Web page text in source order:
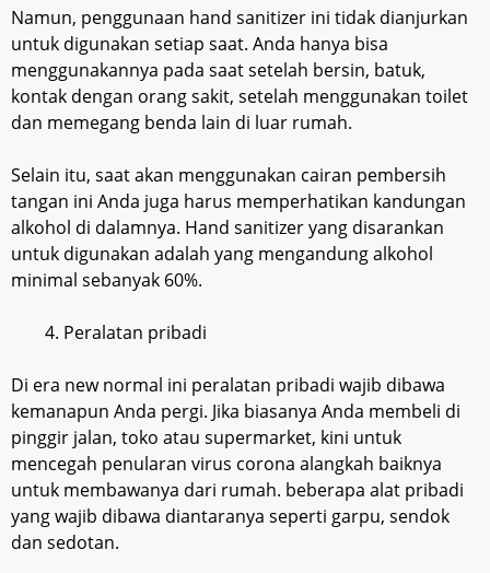
Namun, penggunaan hand sanitizer ini tidak dianjurkan
untuk digunakan setiap saat. Anda hanya bisa
menggunakannya pada saat setelah bersin, batuk,
kontak dengan orang sakit, setelah menggunakan toilet
dan memegang benda lain di luar rumah.
Selain itu, saat akan menggunakan cairan pembersih
tangan ini Anda juga harus memperhatikan kandungan
alkohol di dalamnya. Hand sanitizer yang disarankan
untuk digunakan adalah yang mengandung alkohol
minimal sebanyak 60%.
Peralatan pribadi
Di era new normal ini peralatan pribadi wajib dibawa
kemanapun Anda pergi. Jika biasanya Anda membeli di
pinggir jalan, toko atau supermarket, kini untuk
mencegah penularan virus corona alangkah baiknya
untuk membawanya dari rumah. beberapa alat pribadi
yang wajib dibawa diantaranya seperti garpu, sendok
dan sedotan.